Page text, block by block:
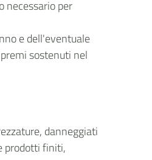
necessario per
e dell'eventuale
sostenuti nel
danneggiati
prodotti finiti,